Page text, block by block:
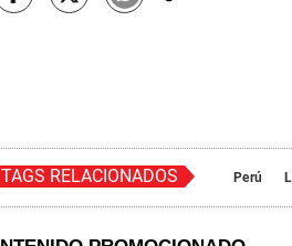
TAGS RELACIONADOS Perú